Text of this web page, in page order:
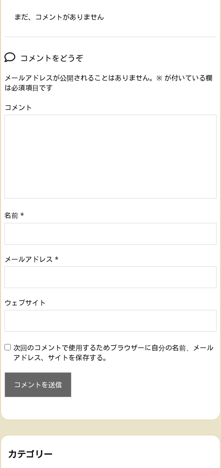
まだ、コメントがありません
コメントをどうぞ
メールアドレスが公開されることはありません。 ※ が付いている欄
は必須項目です
コメント
名前 *
メールアドレス *
ウェブサイト
次回のコメントで使用するためブラウザーに自分の名前、メール
アドレス、サイトを保存する。
カテゴリー